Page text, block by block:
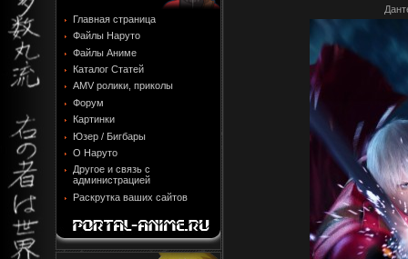
Главная страница
Файлы Наруто
Файлы Аниме
Каталог Статей
AMV ролики, приколы
Форум
Картинки
Юзер / Бигбары
О Наруто
Другое и связь с
администрацией
Раскрутка ваших сайтов